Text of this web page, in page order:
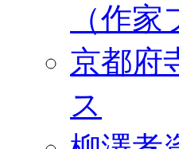
（作家
京都府
ス